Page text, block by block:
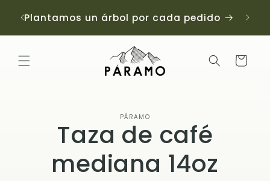
directamente
al contenido
Plantamos un árbol por cada pedido
Carrito
información
del producto
PÁRAMO
Taza de café
mediana 14oz